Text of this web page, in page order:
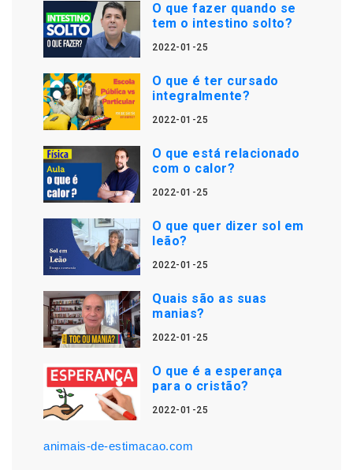
O que fazer quando se
tem o intestino solto?
2022-01-25
O que é ter cursado
integralmente?
2022-01-25
O que está relacionado
com o calor?
2022-01-25
O que quer dizer sol em
leão?
2022-01-25
Quais são as suas
manias?
2022-01-25
O que é a esperança
para o cristão?
2022-01-25
animais-de-estimacao.com